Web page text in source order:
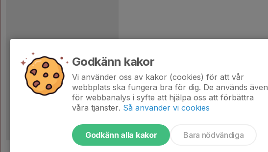
Godkänn kakor
Vi använder oss av kakor (cookies) för att vår
webbplats ska fungera bra för dig. De används även
för webbanalys i syfte att hjälpa oss att förbättra
våra tjänster. Så använder vi cookies
Godkänn alla kakor Bara nödvändiga